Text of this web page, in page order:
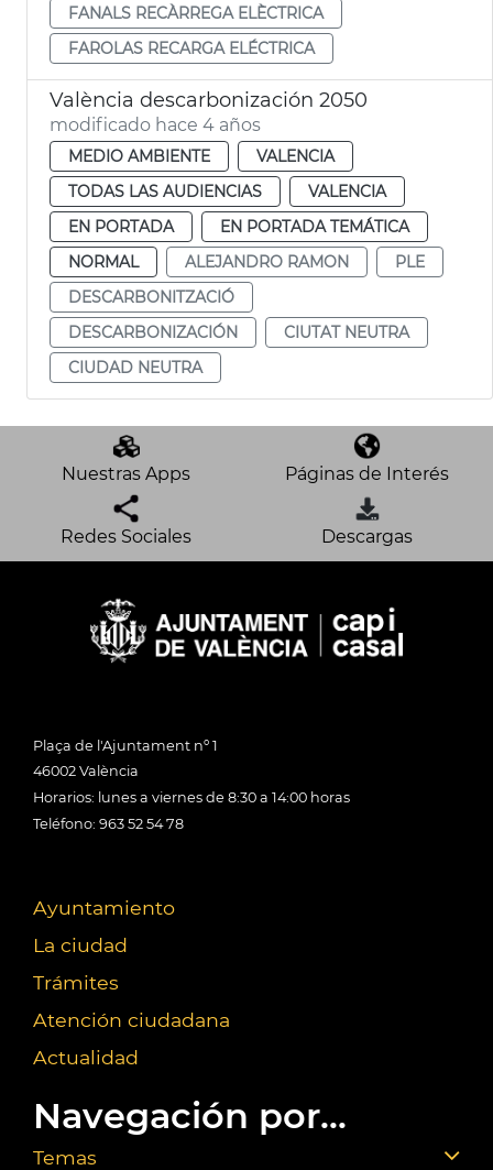
FANALS RECÀRREGA ELÈCTRICA
FAROLAS RECARGA ELÉCTRICA
València descarbonización 2050
modificado hace 4 años
MEDIO AMBIENTE
VALENCIA
TODAS LAS AUDIENCIAS
VALENCIA
EN PORTADA
EN PORTADA TEMÁTICA
NORMAL
ALEJANDRO RAMON
PLE
DESCARBONITZACIÓ
DESCARBONIZACIÓN
CIUTAT NEUTRA
CIUDAD NEUTRA
Nuestras Apps Páginas de Interés
Redes Sociales Descargas
Plaça de l'Ajuntament nº 1
46002 València
Horarios: lunes a viernes de 8:30 a 14:00 horas
Teléfono: 963 52 54 78
Ayuntamiento
La ciudad
Trámites
Atención ciudadana
Actualidad
Navegación por...
Temas